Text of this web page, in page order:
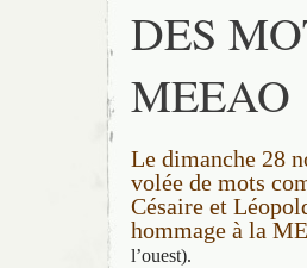
DES
MEEAO
Le dimanche 28
volée de mots
Césaire et
hommage à la
l’ouest).